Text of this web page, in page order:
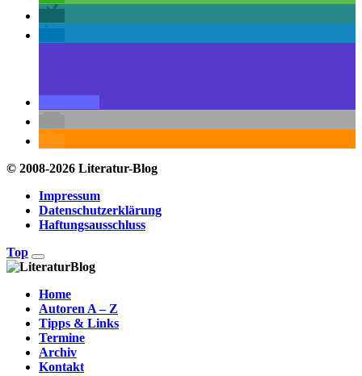
© 2008-2026 Literatur-Blog
Impressum
Datenschutzerklärung
Haftungsausschluss
Top
Home
Autoren A – Z
Tipps & Links
Termine
Archiv
Kontakt